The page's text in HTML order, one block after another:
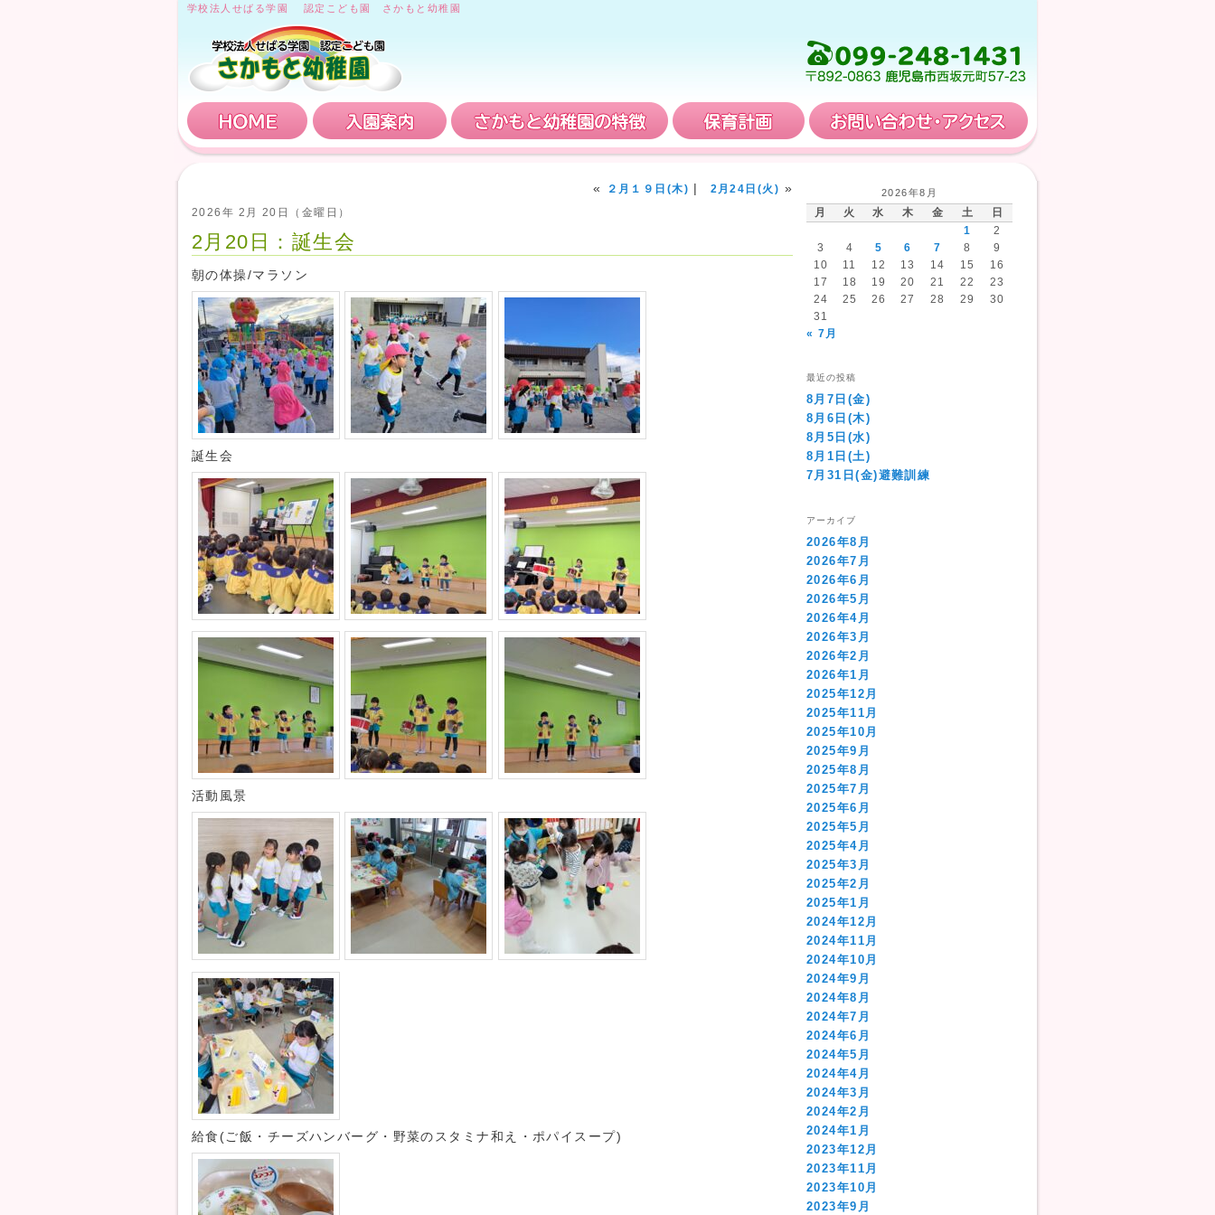
学校法人せばる学園 認定こども園 さかもと幼稚園
HOME 入園案内 さかもと幼稚園の特徴 保育計画
« ２月１９日(木) | 2月24日(火) »
2026年 2月 20日（金曜日）
2月20日：誕生会
朝の体操/マラソン
誕生会
活動風景
給食(ご飯・チーズハンバーグ・野菜のスタミナ和え・ポパイスープ)
2026年8月
月 火 水 木 金 土
日
1
2
3
4 5 6 7 8
9
10
11 12 13 14 15
16
17
18 19 20 21 22
23
24
25 26 27 28 29
30
31
« 7月
最近の投稿
8月7日(金)
8月6日(木)
8月5日(水)
8月1日(土)
7月31日(金)避難訓練
アーカイブ
2026年8月
2026年7月
2026年6月
2026年5月
2026年4月
2026年3月
2026年2月
2026年1月
2025年12月
2025年11月
2025年10月
2025年9月
2025年8月
2025年7月
2025年6月
2025年5月
2025年4月
2025年3月
2025年2月
2025年1月
2024年12月
2024年11月
2024年10月
2024年9月
2024年8月
2024年7月
2024年6月
2024年5月
2024年4月
2024年3月
2024年2月
2024年1月
2023年12月
2023年11月
2023年10月
2023年9月